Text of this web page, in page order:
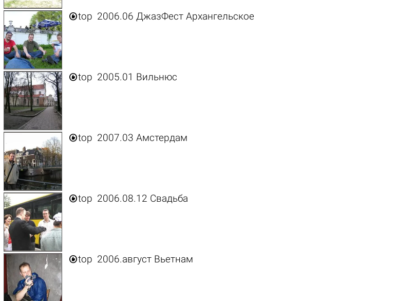
top 2006.06 ДжазФест Архангельское
top 2005.01 Вильнюс
top 2007.03 Амстердам
top 2006.08.12 Свадьба
top 2006.август Вьетнам